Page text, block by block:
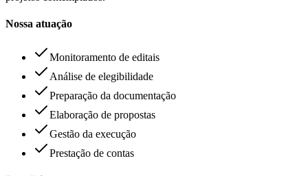
Nossa atuação
Monitoramento de editais
Análise de elegibilidade
Preparação da documentação
Elaboração de propostas
Gestão da execução
Prestação de contas